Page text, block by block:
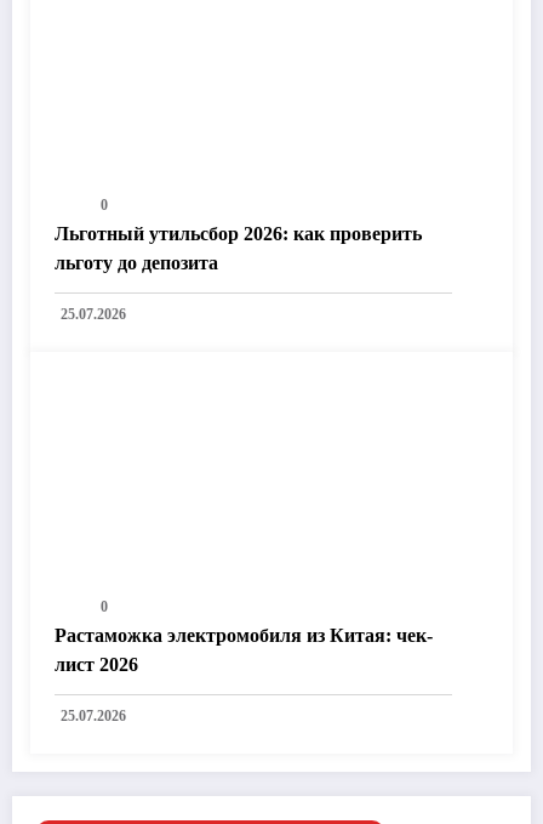
0
Льготный утильсбор 2026: как проверить
льготу до депозита
25.07.2026
0
Растаможка электромобиля из Китая: чек-
лист 2026
25.07.2026